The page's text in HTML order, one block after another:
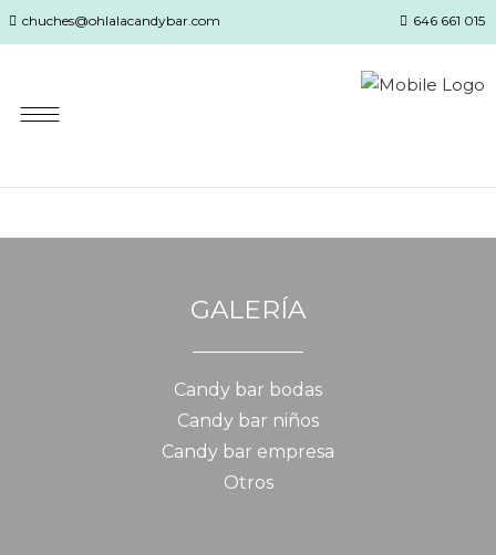
chuches@ohlalacandybar.com 646 661 015
GALERÍA
Candy bar bodas
Candy bar niños
Candy bar empresa
Otros